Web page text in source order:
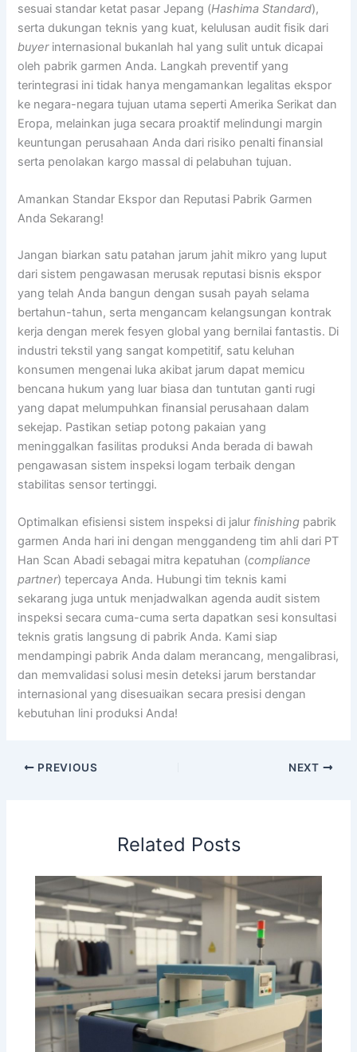
sesuai standar ketat pasar Jepang (Hashima Standard),
serta dukungan teknis yang kuat, kelulusan audit fisik dari
buyerinternasional bukanlah hal yang sulit untuk dicapai
oleh pabrik garmen Anda. Langkah preventif yang
terintegrasi ini tidak hanya mengamankan legalitas ekspor
ke negara-negara tujuan utama seperti Amerika Serikat dan
Eropa, melainkan juga secara proaktif melindungi margin
keuntungan perusahaan Anda dari risiko penalti finansial
serta penolakan kargo massal di pelabuhan tujuan.
Amankan Standar Ekspor dan Reputasi Pabrik Garmen
Anda Sekarang!
Jangan biarkan satu patahan jarum jahit mikro yang luput
dari sistem pengawasan merusak reputasi bisnis ekspor
yang telah Anda bangun dengan susah payah selama
bertahun-tahun, serta mengancam kelangsungan kontrak
kerja dengan merek fesyen global yang bernilai fantastis. Di
industri tekstil yang sangat kompetitif, satu keluhan
konsumen mengenai luka akibat jarum dapat memicu
bencana hukum yang luar biasa dan tuntutan ganti rugi
yang dapat melumpuhkan finansial perusahaan dalam
sekejap. Pastikan setiap potong pakaian yang
meninggalkan fasilitas produksi Anda berada di bawah
pengawasan sistem inspeksi logam terbaik dengan
stabilitas sensor tertinggi.
Optimalkan efisiensi sistem inspeksi di jalur finishing pabrik
garmen Anda hari ini dengan menggandeng tim ahli dari PT
Han Scan Abadi sebagai mitra kepatuhan (compliance
partner) tepercaya Anda. Hubungi tim teknis kami
sekarang juga untuk menjadwalkan agenda audit sistem
inspeksi secara cuma-cuma serta dapatkan sesi konsultasi
teknis gratis langsung di pabrik Anda. Kami siap
mendampingi pabrik Anda dalam merancang, mengalibrasi,
dan memvalidasi solusi mesin deteksi jarum berstandar
internasional yang disesuaikan secara presisi dengan
kebutuhan lini produksi Anda!
PREVIOUS NEXT
Related Posts